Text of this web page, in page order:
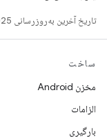
تاریخ آخرین به‌روزرسانی 2025-07-29 به‌وقت ساعت هماهنگ جهانی.
ساخت
مخزن Android
الزامات
بارگیری